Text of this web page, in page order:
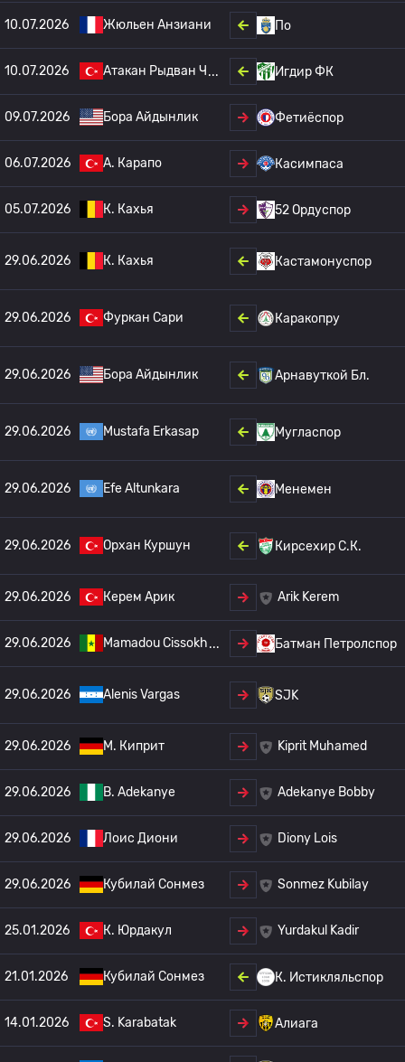
10.07.2026 Жюльен Анзиани По
10.07.2026 Атакан Рыдван Ч Игдир ФК
09.07.2026 Бора Айдынлик Фетиёспор
06.07.2026 А. Карапо Касимпаса
05.07.2026 К. Кахья 52 Ордуспор
29.06.2026 К. Кахья Кастамонуспор
29.06.2026 Фуркан Сари Каракопру
29.06.2026 Бора Айдынлик Арнавуткой Бл.
29.06.2026 Mustafa Erkasap Мугласпор
29.06.2026 Efe Altunkara Менемен
29.06.2026 Орхан Куршун Кирсехир С.К.
29.06.2026 Керем Арик Arik Kerem
29.06.2026 Mamadou Cissokh Батман Петролспор
29.06.2026 Alenis Vargas SJK
29.06.2026 М. Киприт Kiprit Muhamed
29.06.2026 B. Adekanye Adekanye Bobby
29.06.2026 Лоис Диони Diony Lois
29.06.2026 Кубилай Сонмез Sonmez Kubilay
25.01.2026 К. Юрдакул Yurdakul Kadir
21.01.2026 Кубилай Сонмез К. Истикляльспор
14.01.2026 S. Karabatak Алиага